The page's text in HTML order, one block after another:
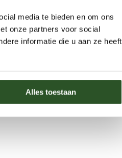
media te bieden en om ons
onze partners voor social
informatie die u aan ze heeft
Alles toestaan
.
may have violated EU law